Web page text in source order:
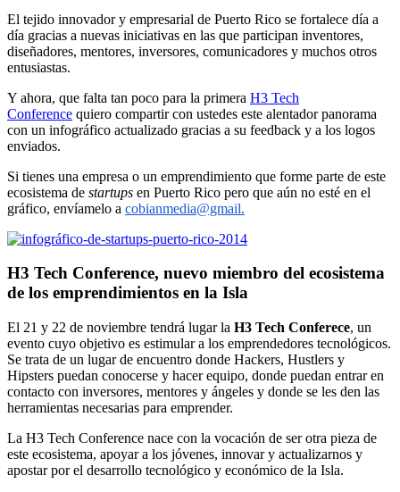
El tejido innovador y empresarial de Puerto Rico se fortalece día a
día gracias a nuevas iniciativas en las que participan inventores,
diseñadores, mentores, inversores, comunicadores y muchos otros
entusiastas.
Y ahora, que falta tan poco para la primera H3 Tech
Conference quiero compartir con ustedes este alentador panorama
con un infográfico actualizado gracias a su feedback y a los logos
enviados.
Si tienes una empresa o un emprendimiento que forme parte de este
ecosistema de startups en Puerto Rico pero que aún no esté en el
gráfico, envíamelo a cobianmedia@gmail.
H3 Tech Conference, nuevo miembro del ecosistema
de los emprendimientos en la Isla
El 21 y 22 de noviembre tendrá lugar la H3 Tech Conferece, un
evento cuyo objetivo es estimular a los emprendedores tecnológicos.
Se trata de un lugar de encuentro donde Hackers, Hustlers y
Hipsters puedan conocerse y hacer equipo, donde puedan entrar en
contacto con inversores, mentores y ángeles y donde se les den las
herramientas necesarias para emprender.
La H3 Tech Conference nace con la vocación de ser otra pieza de
este ecosistema, apoyar a los jóvenes, innovar y actualizarnos y
apostar por el desarrollo tecnológico y económico de la Isla.